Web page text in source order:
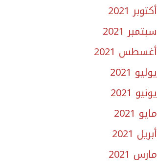
أكتوبر 2021
سبتمبر 2021
أغسطس 2021
يوليو 2021
يونيو 2021
مايو 2021
أبريل 2021
مارس 2021